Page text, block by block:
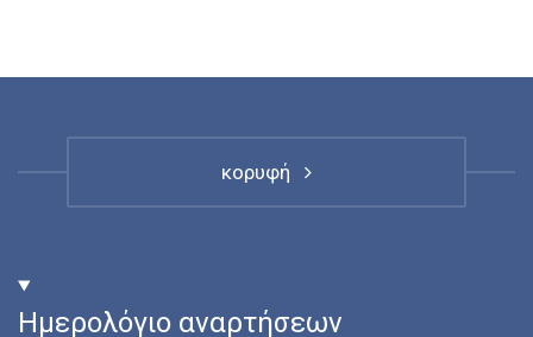
κορυφή
Ημερολόγιο αναρτήσεων